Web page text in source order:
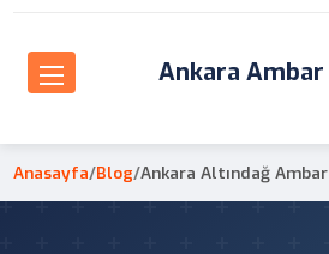
Ankara Ambar
Anasayfa/Blog/Ankara Altındağ Ambar